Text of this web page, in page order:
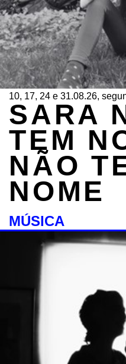
10, 17, 24 e 31.08.26,
SARA
TEM
NÃO
NOME
MÚSICA